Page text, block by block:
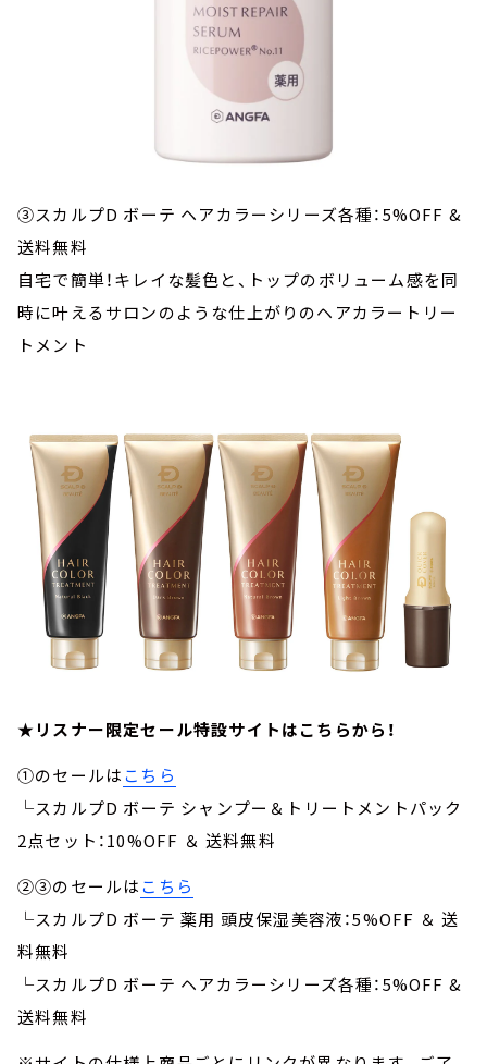
③スカルプD ボーテ ヘアカラーシリーズ各種：5%OFF &
送料無料
自宅で簡単！キレイな髪色と、トップのボリューム感を同
時に叶えるサロンのような仕上がりのヘアカラートリー
トメント
★リスナー限定セール特設サイトはこちらから！
①のセールはこちら
└スカルプD ボーテ シャンプー＆トリートメントパック
2点セット：10%OFF ＆ 送料無料
②③のセールはこちら
└スカルプD ボーテ 薬用 頭皮保湿美容液：5%OFF ＆ 送
料無料
└スカルプD ボーテ ヘアカラーシリーズ各種：5%OFF &
送料無料